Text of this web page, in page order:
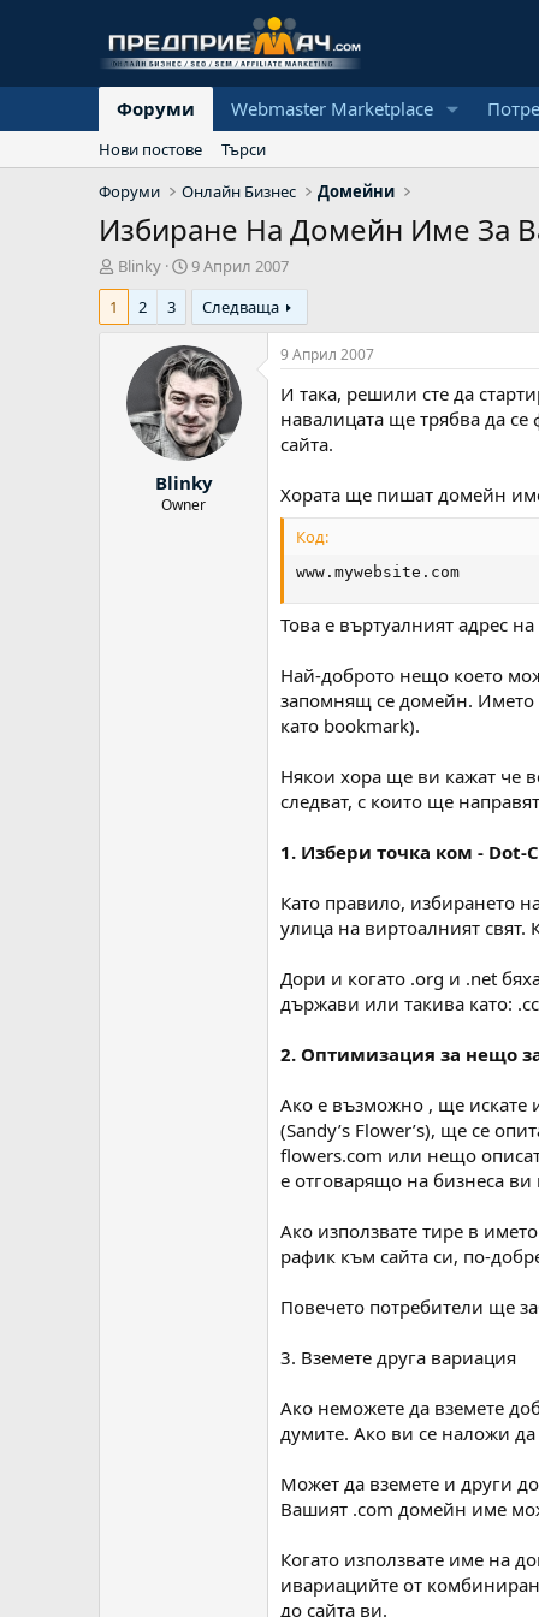
Форуми Webmaster Marketplace
Нови постове
Търси
Форуми
Онлайн Бизнес Домейни
Избиране На Домейн Име За
А
в
о
Blinky
Н
а
а
л
н
а
д
а
т
а
9 Април 2007
1
2 3 Следваща
Blinky
Owner
9 Април 2007
И така, решили сте да
навалицата ще трябва да
сайта.
Хората ще пишат домейн
Код:
www.mywebsite.com
Това е въртуалният адрес
Най-доброто нещо което
запомнящ се домейн. Името
като bookmark).
Някои хора ще ви кажат че
следват, с които ще
1. Избери точка ком - Dot-
Като правило, избирането
улица на виртоалният
Дори и когато .org и .net
държави или такива като:
2. Оптимизация за нещо
Ако е възможно , ще искате
(Sandy’s Flower’s), ще се
flowers.com или нещо
е отговарящо на бизнеса
Ако използвате тире в
рафик към сайта си, по-
Повечето потребители ще
3. Вземете друга вариация
Ако неможете да вземете
думите. Ако ви се наложи
Может да вземете и други
Вашият .com домейн име
Когато използвате име на
ивариацийте от
до сайта ви.